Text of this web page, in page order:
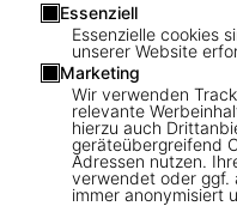
Essenziell
Essenzielle cookies
unserer Website
Marketing
Wir verwenden
relevante
hierzu auch
geräteübergreifend
Adressen nutzen.
verwendet oder ggf.
immer anonymisiert
Her Majesty.
No. 1–500. Harry